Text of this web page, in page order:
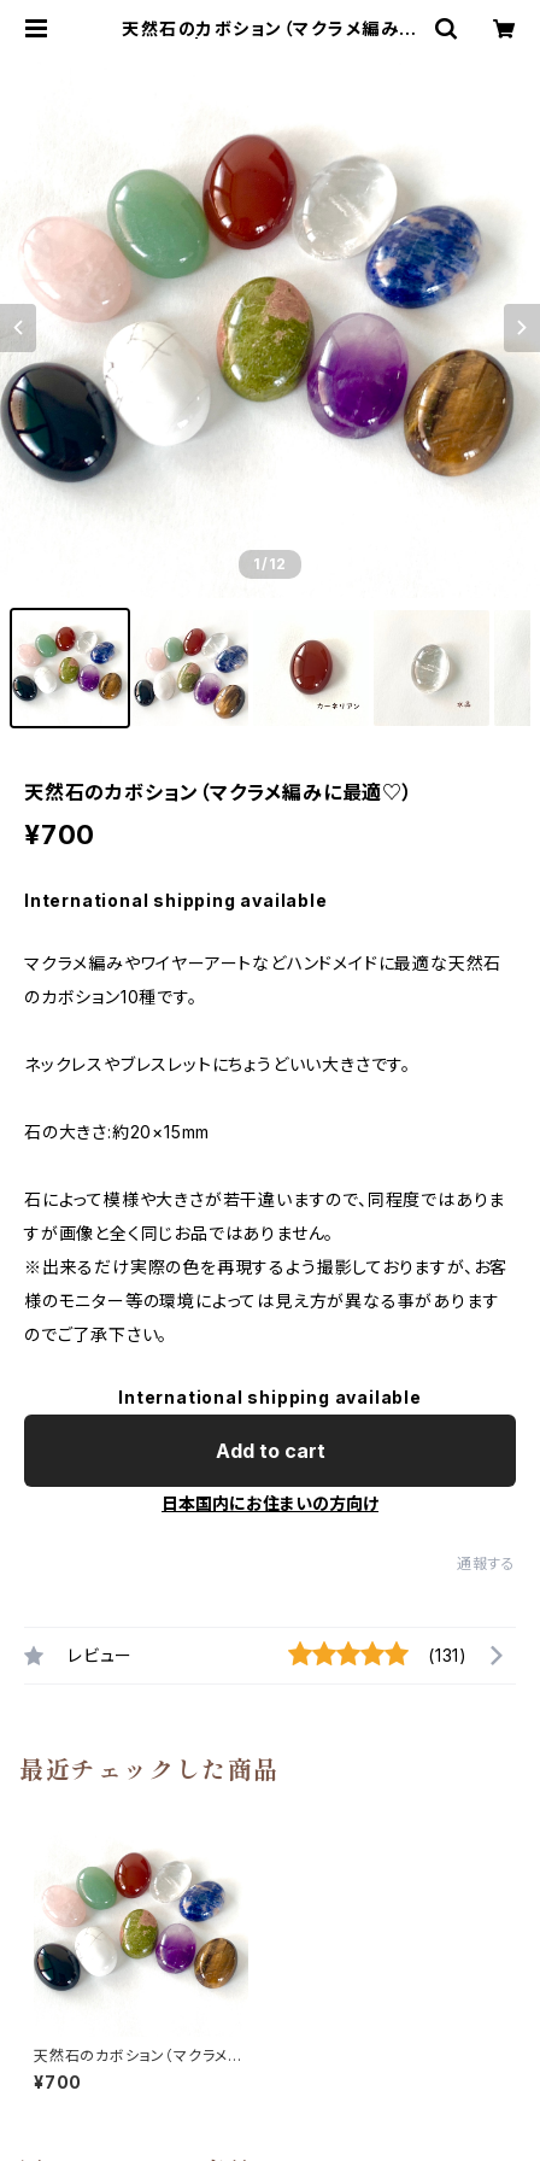
天然石のカボション（マクラメ編みに
1/12
天然石のカボション（マクラメ編みに最適♡）
¥700
International shipping available
マクラメ編みやワイヤーアートなどハンドメイドに最適な天然石
のカボション10種です。
ネックレスやブレスレットにちょうどいい大きさです。
石の大きさ:約20×15mm
石によって模様や大きさが若干違いますので、同程度ではありま
すが画像と全く同じお品ではありません。
※出来るだけ実際の色を再現するよう撮影しておりますが、お客
様のモニター等の環境によっては見え方が異なる事があります
のでご了承下さい。
International shipping available
Add to cart
日本国内にお住まいの方向け
通報する
レビュー (131)
最近チェックした商品
天然石のカボション（マクラメ編
みに最適♡）
¥700